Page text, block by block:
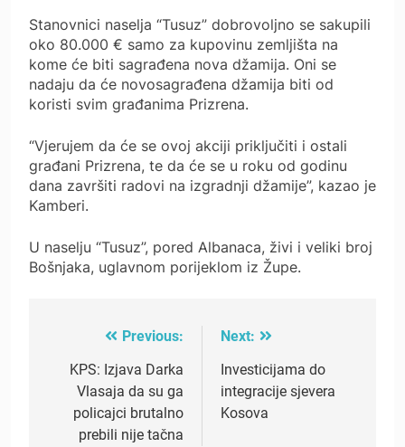
Stanovnici naselja “Tusuz” dobrovoljno se sakupili
oko 80.000 € samo za kupovinu zemljišta na
kome će biti sagrađena nova džamija. Oni se
nadaju da će novosagrađena džamija biti od
koristi svim građanima Prizrena.
“Vjerujem da će se ovoj akciji priključiti i ostali
građani Prizrena, te da će se u roku od godinu
dana završiti radovi na izgradnji džamije”, kazao je
Kamberi.
U naselju “Tusuz”, pored Albanaca, živi i veliki broj
Bošnjaka, uglavnom porijeklom iz Župe.
navigation
Previous:
KPS: Izjava Darka
Vlasaja da su ga
policajci brutalno
prebili nije tačna
Next:
Investicijama do
integracije sjevera
Kosova